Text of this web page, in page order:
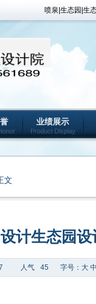
喷泉|生态园|生
业绩展示
Product Display
文
计生态园
人气 45 字号： 大